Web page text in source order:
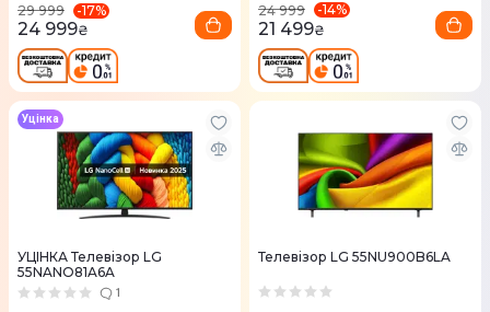
29 999
-17%
24 999₴
24 999
-14%
21 499₴
УЦІНКА Телевізор LG
55NANO81A6A
1
Уцінка
Телевізор LG 55NU900B6LA